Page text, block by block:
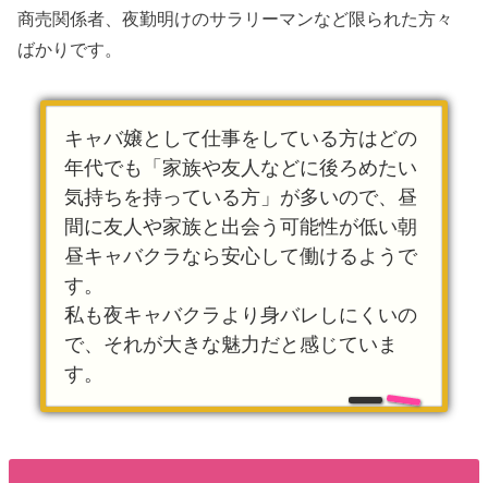
商売関係者、夜勤明けのサラリーマンなど限られた方々
ばかりです。
キャバ嬢として仕事をしている方はどの
年代でも「家族や友人などに後ろめたい
気持ちを持っている方」が多いので、昼
間に友人や家族と出会う可能性が低い朝
昼キャバクラなら安心して働けるようで
す。
私も夜キャバクラより身バレしにくいの
で、それが大きな魅力だと感じていま
す。